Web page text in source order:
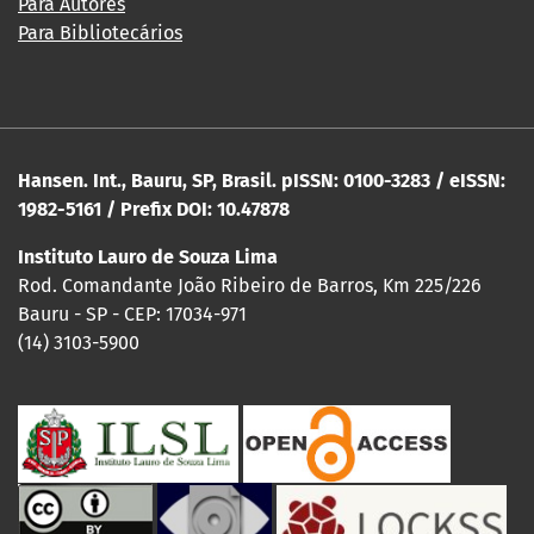
Para Bibliotecários
Hansen. Int., Bauru, SP, Brasil. pISSN: 0100-3283 / eISSN:
1982-5161 / Prefix DOI: 10.47878
Instituto Lauro de Souza Lima
Rod. Comandante João Ribeiro de Barros, Km 225/226
Bauru - SP - CEP: 17034-971
(14) 3103-5900